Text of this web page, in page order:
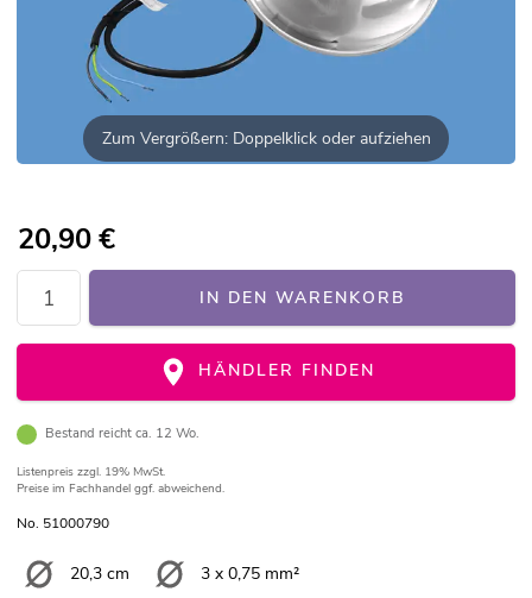
Zum Vergrößern: Doppelklick oder aufziehen
20,90€
IN DEN WARENKORB
HÄNDLER FINDEN
Bestand reicht ca. 12 Wo.
Listenpreis zzgl. 19% MwSt.
Preise im Fachhandel ggf. abweichend.
No. 51000790
20,3 cm 3 x 0,75 mm²